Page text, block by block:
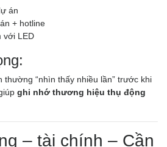
án
+ hotline
với LED
thường “nhìn thấy nhiều lần” trước khi
ghi nhớ thương hiệu thụ động
– tài chính – Cần